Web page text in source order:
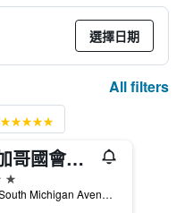
選擇日期
All filters
芝加哥國會廣場酒店
520 South Michigan Avenue, 芝加哥, IL, 美國